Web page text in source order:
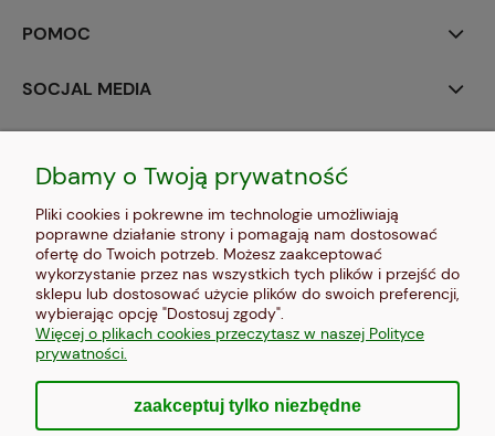
POMOC
SOCJAL MEDIA
INFORMACJE
O NAS
Dbamy o Twoją prywatność
Pliki cookies i pokrewne im technologie umożliwiają
poprawne działanie strony i pomagają nam dostosować
ofertę do Twoich potrzeb. Możesz zaakceptować
wykorzystanie przez nas wszystkich tych plików i przejść do
sklepu lub dostosować użycie plików do swoich preferencji,
wybierając opcję "Dostosuj zgody".
Więcej o plikach cookies przeczytasz w naszej Polityce
prywatności.
zaakceptuj tylko niezbędne